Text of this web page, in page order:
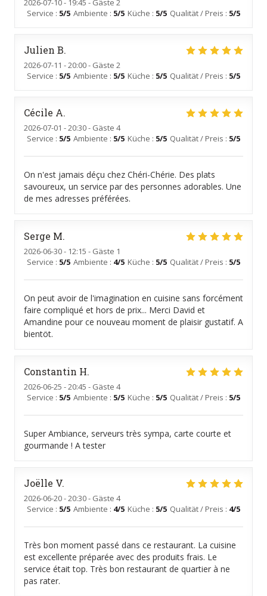
2026-07-10- 19:45 - Gäste 2
Service : 5/5 Ambiente : 5/5 Küche : 5/5 Qualität / Preis : 5/5
Julien B
2026-07-11 - 20:00 - Gäste 2
Service : 5/5 Ambiente : 5/5 Küche : 5/5 Qualität / Preis : 5/5
Cécile A
2026-07-01 - 20:30 - Gäste 4
Service : 5/5 Ambiente : 5/5 Küche : 5/5 Qualität / Preis : 5/5
On n'est jamais déçu chez Chéri-Chérie. Des plats
savoureux, un service par des personnes adorables. Une
de mes adresses préférées.
Serge M
2026-06-30- 12:15 - Gäste 1
Service : 5/5 Ambiente : 4/5 Küche : 5/5 Qualität / Preis : 5/5
On peut avoir de l'imagination en cuisine sans forcément
faire compliqué et hors de prix... Merci David et
Amandine pour ce nouveau moment de plaisir gustatif. A
bientöt.
Constantin H
2026-06-25 - 20:45 - Gäste 4
Service : 5/5 Ambiente : 5/5 Küche : 5/5 Qualität / Preis : 5/5
Super Ambiance, serveurs très sympa, carte courte et
gourmande ! A tester
Joëlle V
2026-06-20- 20:30 - Gäste 4
Service : 5/5 Ambiente : 4/5 Küche : 5/5 Qualität / Preis : 4/5
Très bon moment passé dans ce restaurant. La cuisine
est excellente préparée avec des produits frais. Le
service était top. Très bon restaurant de quartier à ne
pas rater.